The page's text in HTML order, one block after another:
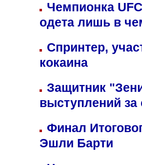
Чемпионка
одета лишь в
Спринтер,
кокаина
Защитник
выступлений
Финал
Эшли Барти